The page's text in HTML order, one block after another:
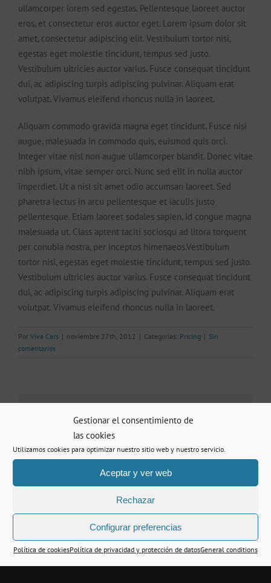
Gestionar el consentimiento de
las cookies
Utilizamos cookies para optimizar nuestro sitio web y nuestro servicio.
Aceptar y ver web
Rechazar
Configurar preferencias
Política de cookiesPolítica de privacidad y protección de datosGeneral conditions
ullamcorper lorem sed egestas. Pellentesque laoreet auctor
eros, et consectetur eros auctor eget. Lorem ipsum dolor sit
amet, consectetur adipiscing elit. Vestibulum tortor nisi,
egestas eget molestie tincidunt, tempus sed justo.
Vestibulum ultricies auctor varius. Fusce consequat tincidunt
dui, ac adipiscing turpis adipiscing pulvinar. Aliquam erat
volutpat. Vivamus eleifend rhoncus nulla in laoreet.
Aliquam commodo gravida magna eget tincidunt. Fusce nisi
augue, malesuada in commodo quis, euismod quis orci.
Integer vitae nisl non augue ullamcorper blandit. Donec vitae
nibh ipsum, vitae semper orci. Nunc sed elit in nulla auctor
imperdiet. Ut a nisl sit amet odio accumsan laoreet. Sed
pharetra lectus in arcu pellentesque et iaculis justo
pellentesque. Etiam laoreet sodales sapien, id congue magna
malesuada ut. Class aptent taciti sociosqu ad litora torquent
per conubia nostra, per inceptos himenaeos.Vestibulum
tortor nisi, egestas eget molestie tincidunt, tempus sed justo.
Vestibulum ultricies auctor varius. Fusce consequat tincidunt
dui, ac adipiscing turpis adipiscing pulvinar. Aliquam erat
volutpat. Vivamus eleifend rhoncus nulla in laoreet.
Por Viva Cars | noviembre 27th, 2012 | Categorías: Pricing | Sin
comentarios
Facebook
X